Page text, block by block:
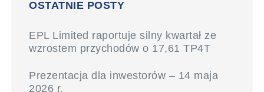
OSTATNIE POSTY
EPL Limited raportuje silny kwartał ze
wzrostem przychodów o 17,61 TP4T
Prezentacja dla inwestorów – 14 maja
2026 r.